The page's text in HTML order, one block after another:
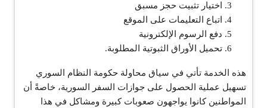
اختيار تثبيت حجز مسبق
اتباع التعليمات على الموقع
دفع الرسوم الإلكترونية
تحميل الأوراق الثبوتية المطلوبة.
هذه الخدمة تأتي في سياق محاولة حكومة النظام السوري
تسهيل عملية الحصول على جوازات السفر السورية، خاصةً أن
المواطنين كانوا يواجهون صعوبات كبيرة ومشاكل في هذا